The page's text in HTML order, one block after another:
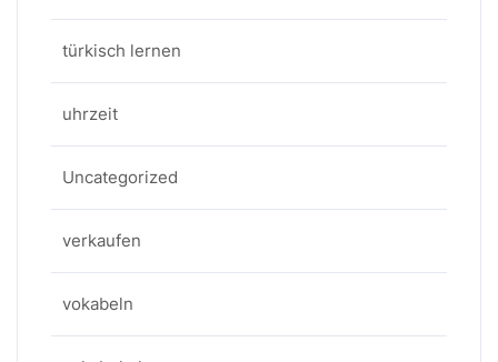
türkisch lernen
uhrzeit
Uncategorized
verkaufen
vokabeln